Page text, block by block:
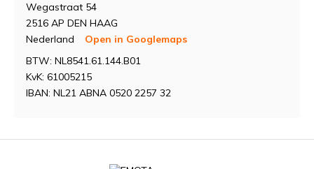
Wegastraat 54
2516 AP DEN HAAG
Nederland
Open in Googlemaps
BTW: NL8541.61.144.B01
KvK: 61005215
IBAN: NL21 ABNA 0520 2257 32